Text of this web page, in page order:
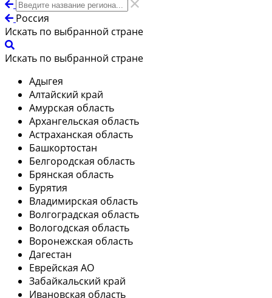
Россия
Искать по выбранной стране
Искать по выбранной стране
Адыгея
Алтайский край
Амурская область
Архангельская область
Астраханская область
Башкортостан
Белгородская область
Брянская область
Бурятия
Владимирская область
Волгоградская область
Вологодская область
Воронежская область
Дагестан
Еврейская АО
Забайкальский край
Ивановская область